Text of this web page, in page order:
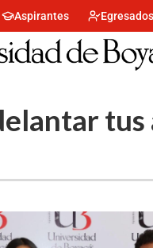
Aspirantes Egresados